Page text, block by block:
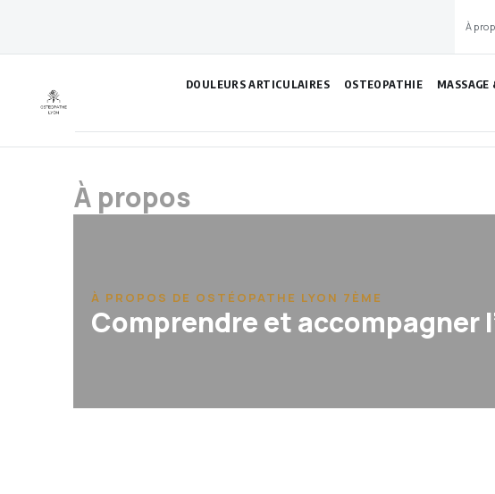
contenu
À
DOULEURS ARTICULAIRES OSTEOPATHIE
À propos
À PROPOS DE OSTÉOPATHE LYON 7ÈME
Comprendre et accompagner